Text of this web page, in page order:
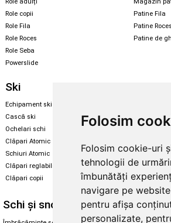
Folosim
Folosim cookie-uri
tehnologii de
îmbunătăți
navigare pe
pentru afișa
personalizate,
Role copii
Role Fila
Role Roces
Role Seba
Powerslide
Patine Fila
Patine Roces
Patine de
Ski
Echipament ski
Cască ski
Ochelari schi
Clăpari Atomic
Schiuri Atomic
Clăpari reglabili
Clăpari copii
Skate
Santa Cruz
Enuff
Schi și snowboard Diverse